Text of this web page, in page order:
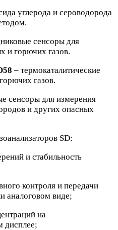
углерода и сероводорода
сенсоры для
и горючих газов.
– термокаталитические
газов.
сенсоры для измерения
и других опасных
SD:
и стабильность
контроля и передачи
аналоговом виде;
на
дисплее;